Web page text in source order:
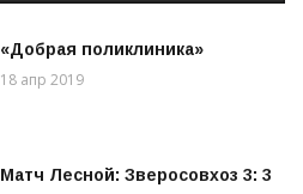
«Добрая поликлиника»
18 апр 2019
Матч Лесной: Зверосовхоз 3: 3